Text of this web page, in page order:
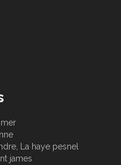
La haye pesnel
james